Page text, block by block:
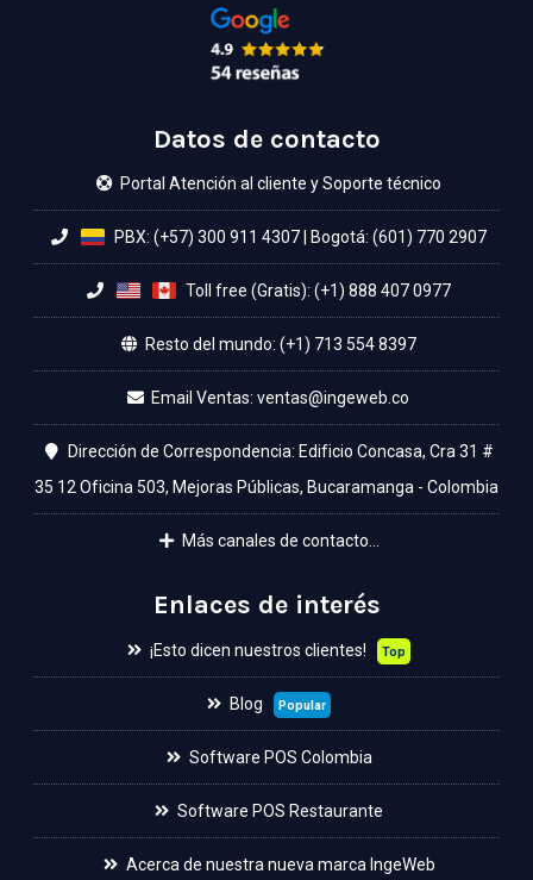
Datos de contacto
Portal Atención al cliente y Soporte técnico
PBX: (+57) 300 911 4307| Bogotá: (601) 770 2907
Toll free (Gratis): (+1) 888 407 0977
Resto del mundo: (+1) 713 554 8397
Email Ventas:
Dirección de Correspondencia: Edificio Concasa, Cra 31 #
35 12 Oficina 503, Mejoras Públicas, Bucaramanga - Colombia
Más canales de contacto...
Enlaces de interés
¡Esto dicen nuestros clientes! Top
Blog Popular
Software POS Colombia
Software POS Restaurante
Acerca de nuestra nueva marca IngeWeb